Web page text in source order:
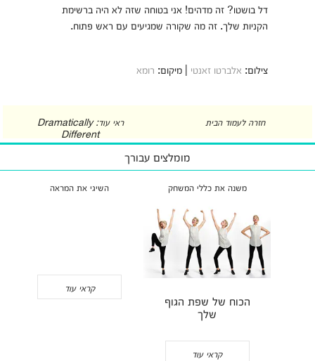
דל בושטו? זה מדהים! אני בטוחה שזה לא היה ברשימת
הקניות שלך. זה מה שקורה שמגיעים עם ראש פתוח.
צילום: אלברטו זאנטי | מיקום: רומא
חזרה לעמוד הבית
ראי עוד: Dramatically
Different
מומלצים עבורך
משנה את כללי המשחק
הכוח של שפת הגוף
שלך
קראי עוד
השיגי את המראה
קראי עוד